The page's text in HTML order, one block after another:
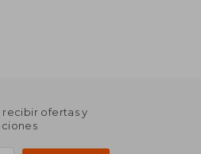
ofertas y